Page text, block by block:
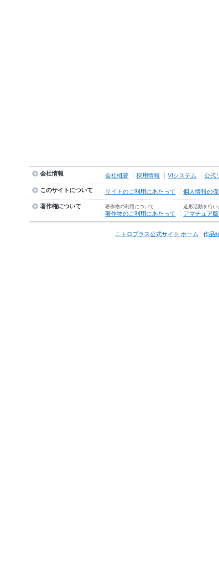
会社情報 会社概要 採用情報 VIシステム 公式
このサイトについて サイトのご利用にあたって 個人情報の
著作権について 著作物の利用について
著作物のご利用にあたって
造形活動を行い
アマチュア
ニトロプラス公式サイト ホーム 作品